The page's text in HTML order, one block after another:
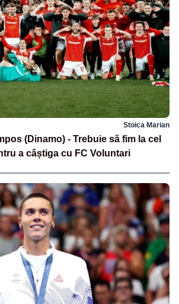
Stoica Marian
(Dinamo) - Trebuie să fim la cel
a câștiga cu FC Voluntari